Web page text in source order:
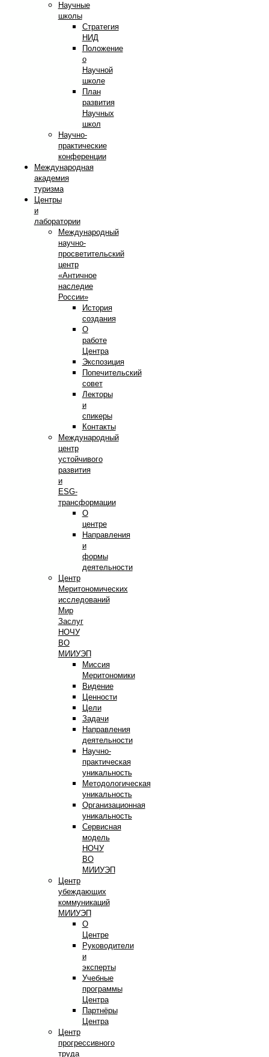
Научные
школы
Стратегия
НИД
Положение
о
Научной
школе
План
развития
Научных
школ
Научно-
практические
конференции
Международная
академия
туризма
Центры
и
лаборатории
Международный
научно-
просветительский
центр
«Античное
наследие
России»
История
создания
О
работе
Центра
Экспозиция
Попечительский
совет
Лекторы
и
спикеры
Контакты
Международный
центр
устойчивого
развития
и
ESG-
трансформации
О
центре
Направления
и
формы
деятельности
Центр
Меритономических
исследований
Мир
Заслуг
НОЧУ
ВО
МИИУЭП
Миссия
Меритономики
Видение
Ценности
Цели
Задачи
Направления
деятельности
Научно-
практическая
уникальность
Методологическая
уникальность
Организационная
уникальность
Сервисная
модель
НОЧУ
ВО
МИИУЭП
Центр
убеждающих
коммуникаций
МИИУЭП
О
Центре
Руководители
и
эксперты
Учебные
программы
Центра
Партнёры
Центра
Центр
прогрессивного
труда